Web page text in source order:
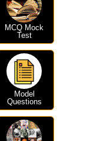
MCQ Mock
Test
Model
Questions